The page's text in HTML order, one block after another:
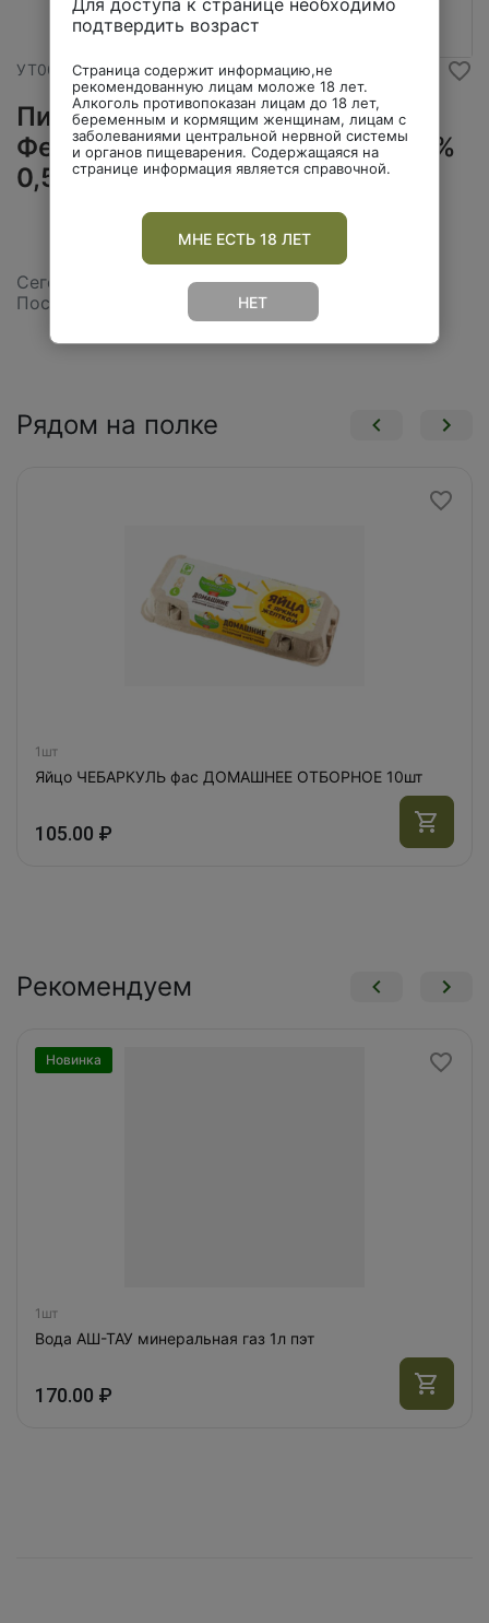
УТ000044562
Пиво ШНАЙДЕР ВАЙСС
Фествэйсс Вайссбир тап 04 6,2%
0,5л ст/б
Сегодня нет в наличии.
Посмотрите аналогичные товары
Рядом на полке
1шт
Яйцо ЧЕБАРКУЛЬ фас ДОМАШНЕЕ ОТБОРНОЕ 10шт
105.00 ₽
Рекомендуем
Новинка
1шт
Вода АШ-ТАУ минеральная газ 1л пэт
170.00 ₽
Для доступа к странице необходимо
подтвердить возраст
Страница содержит информацию,не
рекомендованную лицам моложе 18 лет.
Алкоголь противопоказан лицам до 18 лет,
беременным и кормящим женщинам, лицам с
заболеваниями центральной нервной системы
и органов пищеварения. Содержащаяся на
странице информация является справочной.
МНЕ ЕСТЬ 18 ЛЕТ
НЕТ